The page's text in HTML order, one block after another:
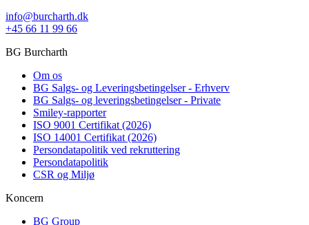
info@burcharth.dk
+45 66 11 99 66
BG Burcharth
Om os
BG Salgs- og Leveringsbetingelser - Erhverv
BG Salgs- og leveringsbetingelser - Private
Smiley-rapporter
ISO 9001 Certifikat (2026)
ISO 14001 Certifikat (2026)
Persondatapolitik ved rekruttering
Persondatapolitik
CSR og Miljø
Koncern
BG Group